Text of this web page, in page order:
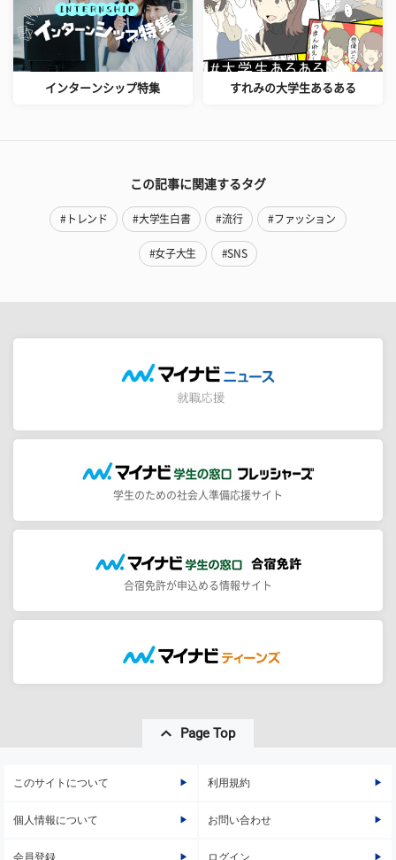
インターンシップ特集 すれみの大学生あるある
この記事に関連するタグ
#トレンド #大学生白書 #流行 #ファッション
#女子大生 #SNS
学生のための社会人準備応援サイト
合宿免許が申込める情報サイト
Page Top
このサイトについて 利用規約
個人情報について お問い合わせ